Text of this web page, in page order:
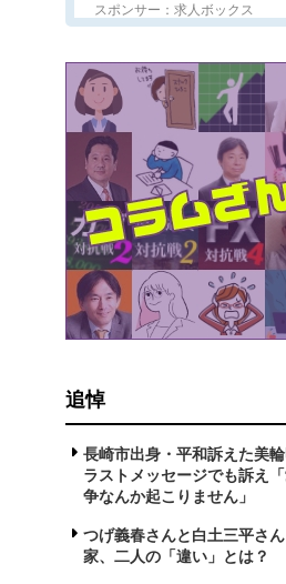
スポンサー：求人ボックス
追悼
長崎市出身・平和訴えた美
ラストメッセージでも訴え
争なんか起こりません」
つげ義春さんと白土三平さ
家、二人の「違い」とは？